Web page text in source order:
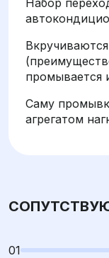
Набор
промывается
Саму
агрегатом
01